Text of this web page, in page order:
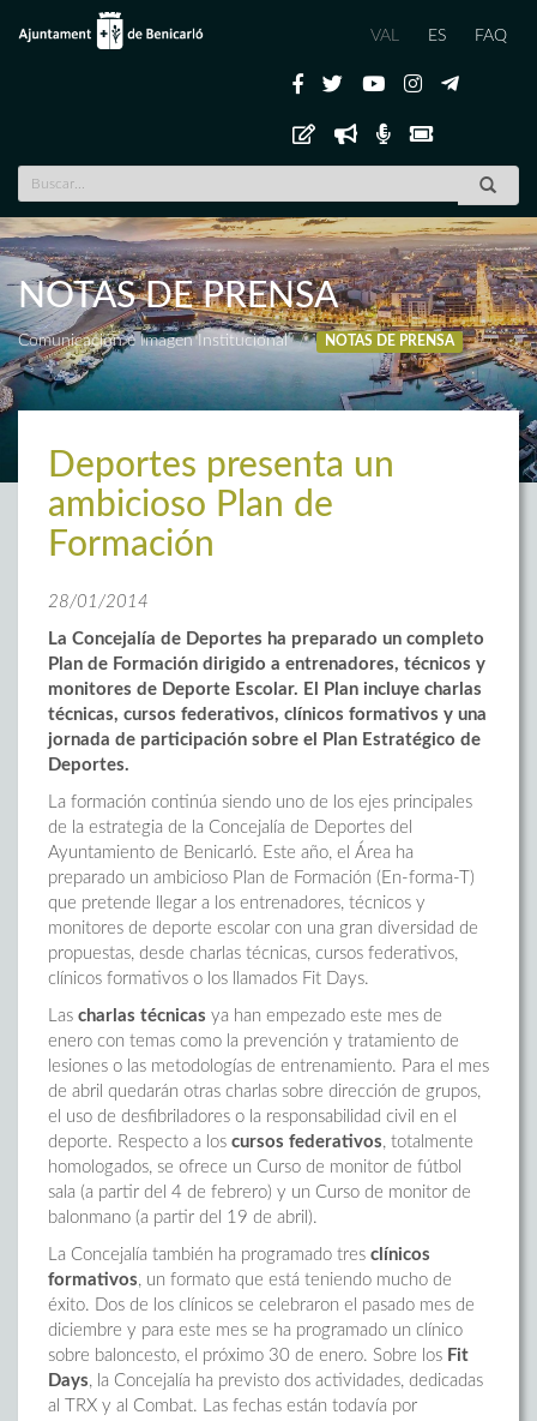
VAL ES FAQ
NOTAS DE PRENSA
Comunicación e Imagen Institucional NOTAS DE PRENSA
Deportes presenta un
ambicioso Plan de
Formación
28/01/2014
La Concejalía de Deportes ha preparado un completo
Plan de Formación dirigido a entrenadores, técnicos y
monitores de Deporte Escolar. El Plan incluye charlas
técnicas, cursos federativos, clínicos formativos y una
jornada de participación sobre el Plan Estratégico de
Deportes.
La formación continúa siendo uno de los ejes principales
de la estrategia de la Concejalía de Deportes del
Ayuntamiento de Benicarló. Este año, el Área ha
preparado un ambicioso Plan de Formación (En-forma-T)
que pretende llegar a los entrenadores, técnicos y
monitores de deporte escolar con una gran diversidad de
propuestas, desde charlas técnicas, cursos federativos,
clínicos formativos o los llamados Fit Days.
Las charlas técnicas ya han empezado este mes de
enero con temas como la prevención y tratamiento de
lesiones o las metodologías de entrenamiento. Para el mes
de abril quedarán otras charlas sobre dirección de grupos,
el uso de desfibriladores o la responsabilidad civil en el
deporte. Respecto a los cursos federativos, totalmente
homologados, se ofrece un Curso de monitor de fútbol
sala (a partir del 4 de febrero) y un Curso de monitor de
balonmano (a partir del 19 de abril).
La Concejalía también ha programado tres clínicos
formativos, un formato que está teniendo mucho de
éxito. Dos de los clínicos se celebraron el pasado mes de
diciembre y para este mes se ha programado un clínico
sobre baloncesto, el próximo 30 de enero. Sobre los Fit
Days, la Concejalía ha previsto dos actividades, dedicadas
al TRX y al Combat. Las fechas están todavía por